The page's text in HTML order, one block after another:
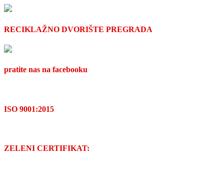
RECIKLAŽNO DVORIŠTE PREGRADA
pratite nas na facebooku
ISO 9001:2015
ZELENI CERTIFIKAT: